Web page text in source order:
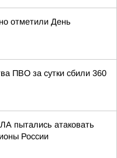
отметили День
ПВО за сутки сбили 360
пытались атаковать
России